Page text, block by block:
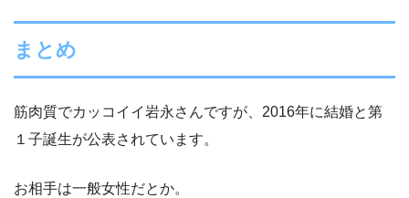
まとめ
筋肉質でカッコイイ岩永さんですが、2016年に結婚と第
１子誕生が公表されています。
お相手は一般女性だとか。